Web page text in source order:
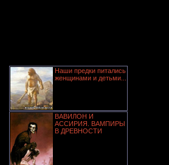
Наши предки питались
женщинами и детьми...
ВАВИЛОН И
АССИРИЯ. ВАМПИРЫ
В ДРЕВНОСТИ